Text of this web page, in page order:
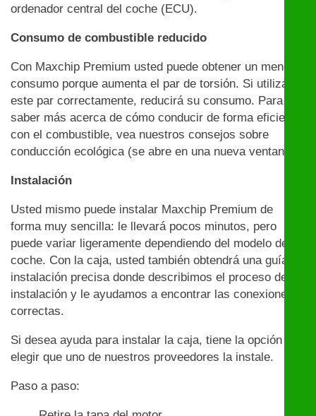
ordenador central del coche (ECU).
Consumo de combustible reducido
Con Maxchip Premium usted puede obtener un menor
consumo porque aumenta el par de torsión. Si utiliza
este par correctamente, reducirá su consumo. Para
saber más acerca de cómo conducir de forma eficiente
con el combustible, vea nuestros consejos sobre
conducción ecológica (se abre en una nueva ventana)
Instalación
Usted mismo puede instalar Maxchip Premium de
forma muy sencilla: le llevará pocos minutos, pero
puede variar ligeramente dependiendo del modelo de
coche. Con la caja, usted también obtendrá una guía de
instalación precisa donde describimos el proceso de
instalación y le ayudamos a encontrar las conexiones
correctas.
Si desea ayuda para instalar la caja, tiene la opción de
elegir que uno de nuestros proveedores la instale.
Paso a paso: